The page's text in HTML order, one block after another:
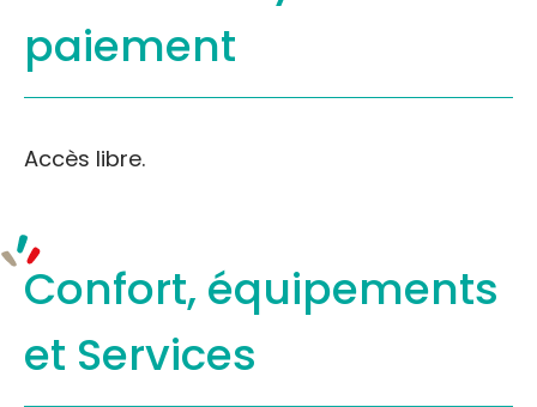
paiement
Accès libre.
Confort, équipements
et Services